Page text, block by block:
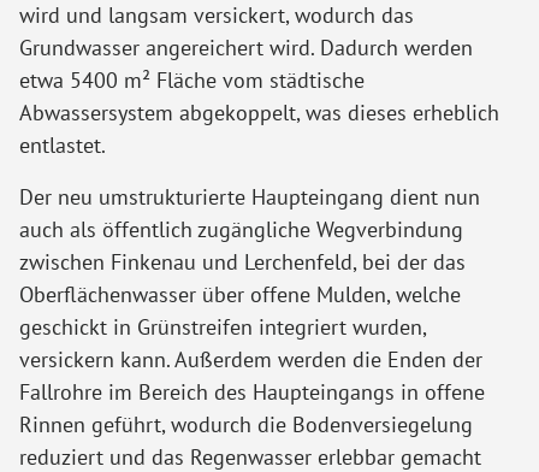
wird und langsam versickert, wodurch das
Grundwasser angereichert wird. Dadurch werden
etwa 5400 m² Fläche vom städtische
Abwassersystem abgekoppelt, was dieses erheblich
entlastet.
Der neu umstrukturierte Haupteingang dient nun
auch als öffentlich zugängliche Wegverbindung
zwischen Finkenau und Lerchenfeld, bei der das
Oberflächenwasser über offene Mulden, welche
geschickt in Grünstreifen integriert wurden,
versickern kann. Außerdem werden die Enden der
Fallrohre im Bereich des Haupteingangs in offene
Rinnen geführt, wodurch die Bodenversiegelung
reduziert und das Regenwasser erlebbar gemacht